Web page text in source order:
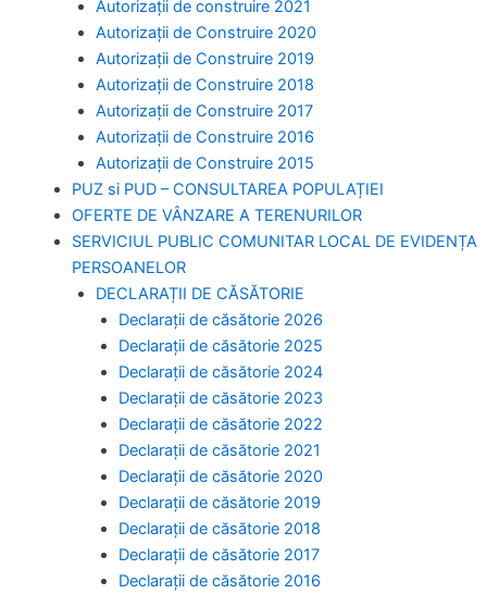
Autorizații de construire 2021
Autorizații de Construire 2020
Autorizații de Construire 2019
Autorizaţii de Construire 2018
Autorizaţii de Construire 2017
Autorizaţii de Construire 2016
Autorizaţii de Construire 2015
PUZ si PUD – CONSULTAREA POPULAȚIEI
OFERTE DE VÂNZARE A TERENURILOR
SERVICIUL PUBLIC COMUNITAR LOCAL DE EVIDENȚA
PERSOANELOR
DECLARAȚII DE CĂSĂTORIE
Declarații de căsătorie 2026
Declarații de căsătorie 2025
Declarații de căsătorie 2024
Declarații de căsătorie 2023
Declarații de căsătorie 2022
Declarații de căsătorie 2021
Declarații de căsătorie 2020
Declarații de căsătorie 2019
Declarații de căsătorie 2018
Declarații de căsătorie 2017
Declarații de căsătorie 2016